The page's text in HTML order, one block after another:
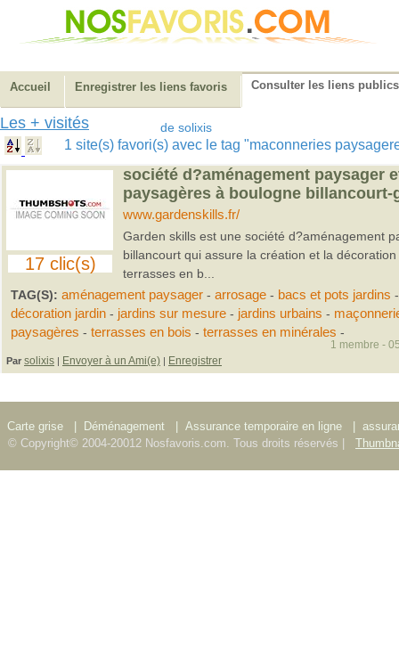
Accueil Enregistrer les liens favoris Consulter les liens publics
Les + visités de solixis
1 site(s) favori(s) avec le tag "maconneries
17 clic(s)
société d?aménagement paysager
paysagères à boulogne
www.gardenskills.fr/
Garden skills est une société d?aménagement
billancourt qui assure la création et la
terrasses en b...
TAG(S): aménagement paysager - arrosage - bacs et pots jardins -
décoration jardin - jardins sur mesure - jardins urbains -
paysagères - terrasses en bois - terrasses en minérales -
Par solixis | Envoyer à un Ami(e) | Enregistrer
1 membre -
Carte grise Déménagement Assurance temporaire en ligne
© Copyright© 2004-20012 Nosfavoris.com. Tous droits réservés |